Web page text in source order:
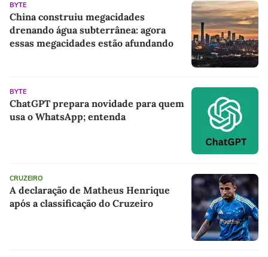
BYTE
China construiu megacidades
drenando água subterrânea: agora
essas megacidades estão afundando
BYTE
ChatGPT prepara novidade para quem
usa o WhatsApp; entenda
CRUZEIRO
A declaração de Matheus Henrique
após a classificação do Cruzeiro